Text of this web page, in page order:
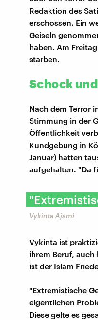
Redaktion des
erschossen. Ein
Geiseln
haben. Am
starben.
Schock
Nach dem Terror
Stimmung in der
Öffentlichkeit
Kundgebung in
Januar) hatten
aufgehalten. "Da
Vykinta Ajami
Vykinta ist
ihrem Beruf,
ist der Islam
"Extremistische
eigentlichen
Diese gelte es